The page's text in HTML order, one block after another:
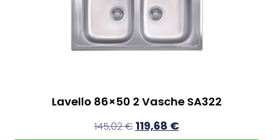
Lavello 86×50 2 Vasche SA322
145,02€ 119,68 €